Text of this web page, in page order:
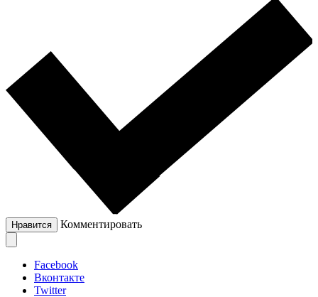
Нравится Комментировать
Facebook
Вконтакте
Twitter